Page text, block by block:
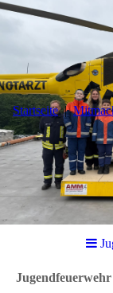
Startseite